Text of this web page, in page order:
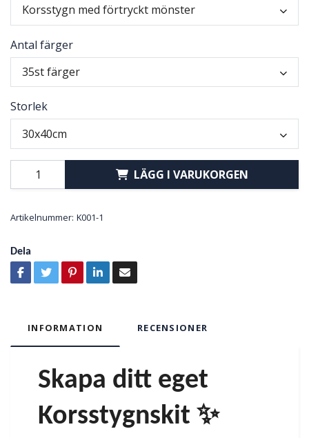
Korsstygn med förtryckt mönster
Antal färger
35st färger
Storlek
30x40cm
LÄGG I VARUKORGEN
Artikelnummer: K001-1
Dela
INFORMATION RECENSIONER
Skapa ditt eget
Korsstygnskit ✨